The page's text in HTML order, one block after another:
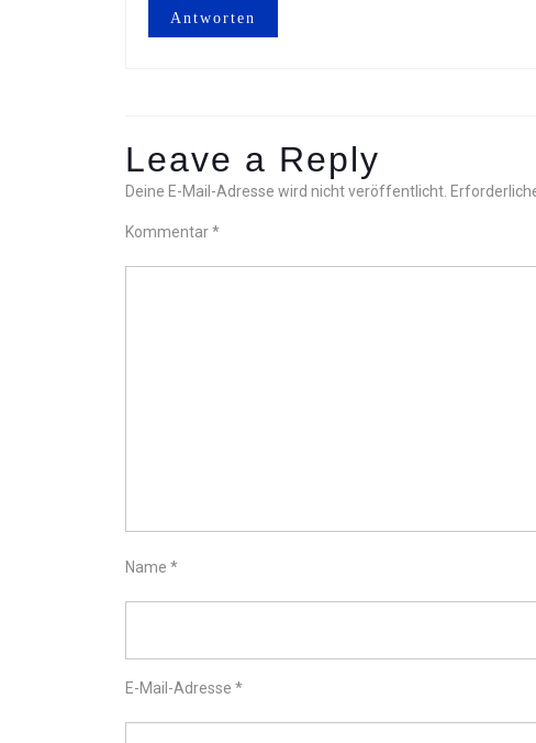
Antworten
Leave a Reply
Deine E-Mail-Adresse wird nicht veröffentlicht.
Kommentar*
Name *
E-Mail-Adresse *